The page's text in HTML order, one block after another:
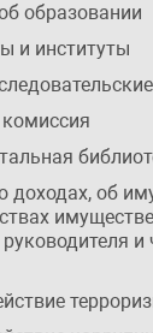
образовании
и институты
доходах, об
и